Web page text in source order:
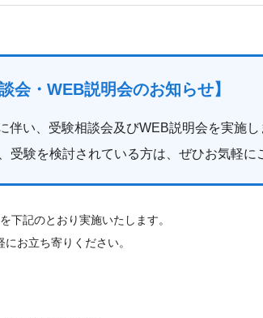
会・WEB説明会のお知らせ】
伴い、受験相談会及びWEB説明会を実施し
受験を検討されている方は、ぜひお気軽に
下記のとおり実施いたします。
お立ち寄りください。